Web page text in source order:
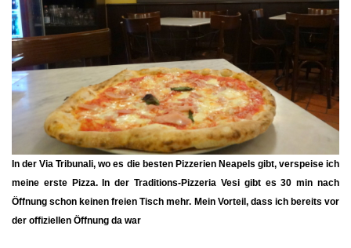
In derVia Tribunali, wo es die besten Pizzerien Neapels gibt, verspeise ich
meine erste Pizza. In der Traditions-Pizzeria Vesi gibt es 30 min nach
Öffnung schon keinen freien Tisch mehr. Mein Vorteil, dass ich bereits vor
der offiziellen Öffnung da war